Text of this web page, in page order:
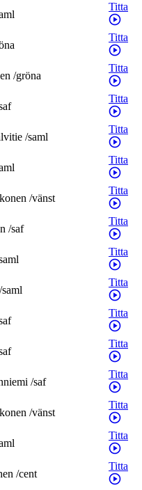
Titta
Titta
/gröna
Titta
Titta
/saml
Titta
Titta
/vänst
Titta
/saf
Titta
Titta
/saml
Titta
Titta
Titta
/saf
Titta
/vänst
Titta
Titta
/cent
Titta